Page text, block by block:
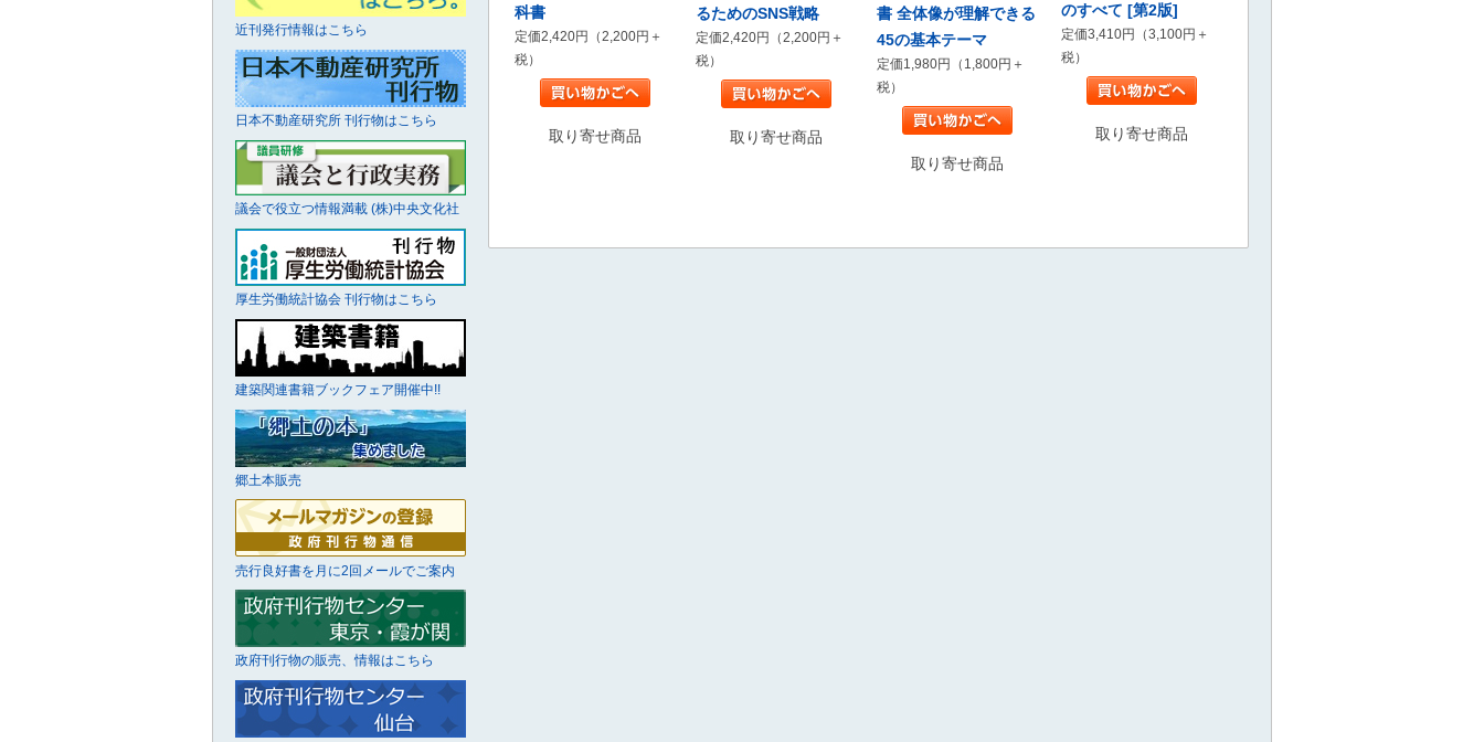
科書
定価2,420円（2,200円＋
税）
取り寄せ商品
るためのSNS戦略
定価2,420円（2,200円＋
税）
取り寄せ商品
書 全体像が理解できる
45の基本テーマ
定価1,980円（1,800円＋
税）
取り寄せ商品
のすべて [第2版]
定価3,410円（3,100円＋
税）
取り寄せ商品
近刊発行情報はこちら
日本不動産研究所 刊行物はこちら
議会で役立つ情報満載 (株)中央文化社
厚生労働統計協会 刊行物はこちら
建築関連書籍ブックフェア開催中!!
郷土本販売
売行良好書を月に2回メールでご案内
政府刊行物の販売、情報はこちら